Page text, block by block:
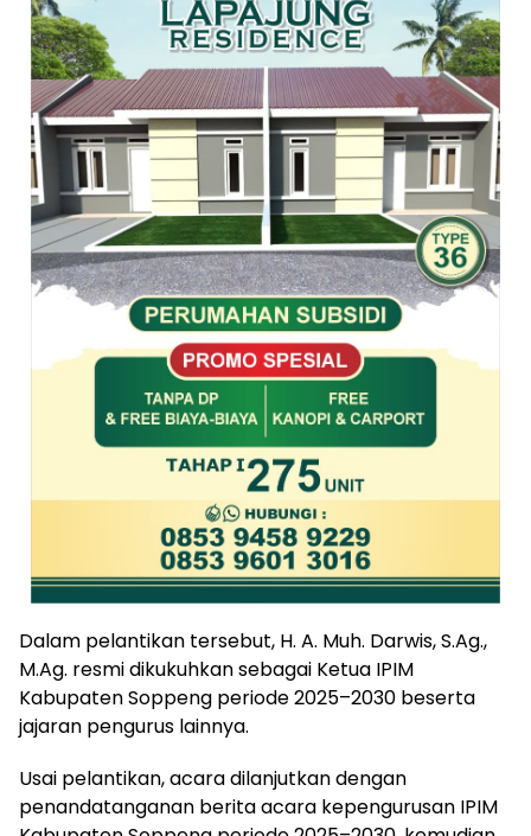
Dalam pelantikan tersebut, H. A. Muh. Darwis, S.Ag.,
M.Ag. resmi dikukuhkan sebagai Ketua IPIM
Kabupaten Soppeng periode 2025–2030 beserta
jajaran pengurus lainnya.
Usai pelantikan, acara dilanjutkan dengan
penandatanganan berita acara kepengurusan IPIM